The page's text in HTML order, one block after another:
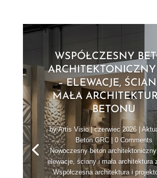
WSPÓŁCZESNY
ARCHITEKTONICZNY
– ELEWACJE,
MAŁA
BETONU
byArtis Visio|czerwiec 2026 |
Beton GRC | 0 Comments
Nowoczesny beton
elewacje, ściany i mała architektura
Współczesna architektura i